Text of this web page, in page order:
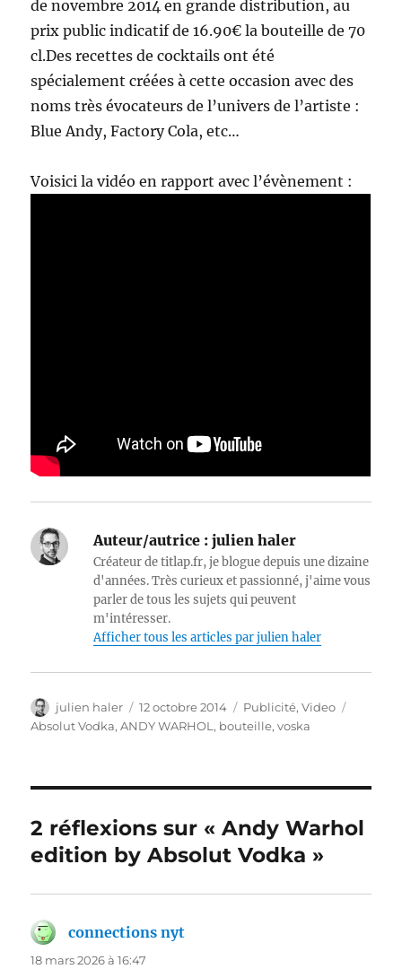
de novembre 2014 en grande distribution, au
prix public indicatif de 16.90€ la bouteille de 70
cl.Des recettes de cocktails ont été
spécialement créées à cette occasion avec des
noms très évocateurs de l’univers de l’artiste :
Blue Andy, Factory Cola, etc…
Voisici la vidéo en rapport avec l’évènement :
Auteur/autrice : julien haler
Créateur de titlap.fr, je blogue depuis une dizaine
d'années. Très curieux et passionné, j'aime vous
parler de tous les sujets qui peuvent
m'intéresser.
Afficher tous les articles par julien haler
Auteur
julien haler
Publié
le
12 octobre 2014 Catégories
Publicité,Video
Absolut Vodka,ANDY WARHOL, bouteille,voska
2 réflexions sur « Andy Warhol
edition by Absolut Vodka »
connections nyt
18 mars 2026 à 16:47